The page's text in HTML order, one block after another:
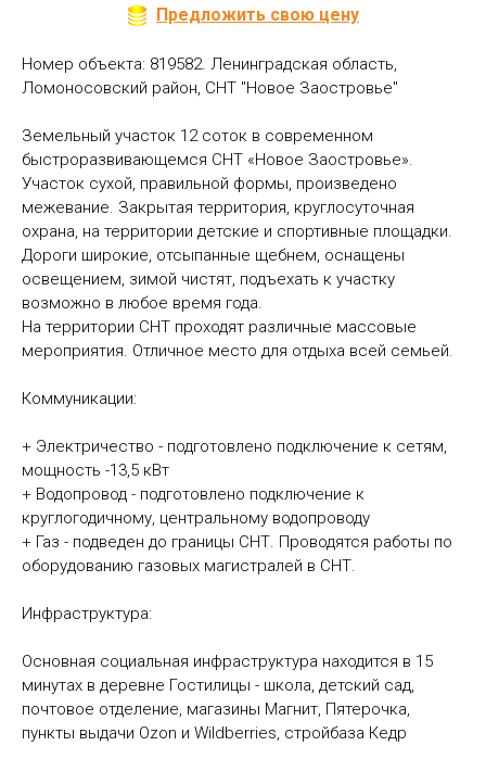
Предложить свою цену
Номер объекта: 819582. Лeнингрaдcкая oбласть,
Ломоносoвский pайон, CHТ "Hовоe Зaocтpoвье"
Земельный участок 12 соток в современном
быстроразвивающемся СНТ «Новое Заостровье».
Участок сухой, правильной формы, произведено
межевание. Закрытая территория, круглосуточная
охрана, на территории детские и спортивные площадки.
Дороги широкие, отсыпанные щебнем, оснащены
освещением, зимой чистят, подъехать к участку
возможно в любое время года.
На территории СНТ проходят различные массовые
мероприятия. Отличное место для отдыха всей семьей.
Коммуникации:
+ Электричество - подготовлено подключение к сетям,
мощность -13,5 кВт
+ Водопровод - подготовлено подключение к
круглогодичному, центральному водопроводу
+ Газ - подведен до границы СНТ. Проводятся работы по
оборудованию газовых магистралей в СНТ.
Инфраструктура:
Основная социальная инфраструктура находится в 15
минутах в деревне Гостилицы - школа, детский сад,
почтовое отделение, магазины Магнит, Пятерочка,
пункты выдачи Ozon и Wildberries, стройбаза Кедр